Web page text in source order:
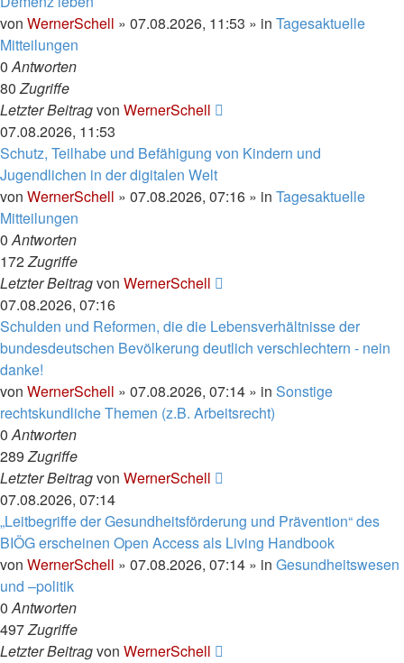
von WernerSchell » 07.08.2026, 11:53 » in Tagesaktuelle
Mitteilungen
0Antworten
80Zugriffe
Letzter Beitragvon WernerSchell
07.08.2026, 11:53
Schutz, Teilhabe und Befähigung von Kindern und
Jugendlichen in der digitalen Welt
von WernerSchell » 07.08.2026, 07:16 » in Tagesaktuelle
Mitteilungen
0Antworten
172Zugriffe
Letzter Beitragvon WernerSchell
07.08.2026, 07:16
Schulden und Reformen, die die Lebensverhältnisse der
bundesdeutschen Bevölkerung deutlich verschlechtern - nein
danke!
von WernerSchell » 07.08.2026, 07:14 » in Sonstige
rechtskundliche Themen (z.B. Arbeitsrecht)
0Antworten
289Zugriffe
Letzter Beitragvon WernerSchell
07.08.2026, 07:14
„Leitbegriffe der Gesundheitsförderung und Prävention“ des
BIÖG erscheinen Open Access als Living Handbook
von WernerSchell » 07.08.2026, 07:14 » in Gesundheitswesen
und –politik
0Antworten
497Zugriffe
Letzter Beitragvon WernerSchell